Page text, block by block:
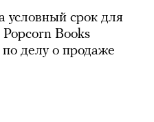
условный срок для
Books
делу о продаже